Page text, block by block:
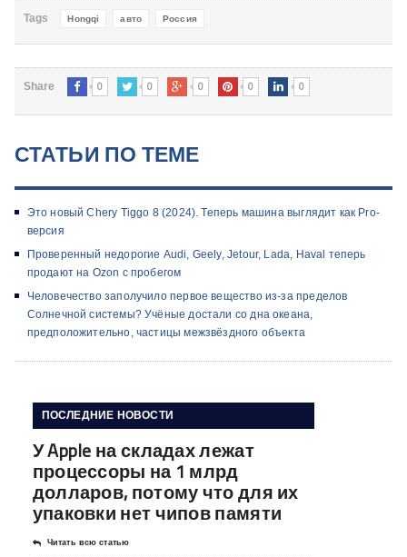
Tags Hongqi авто Россия
Share 0 0 0 0 0
СТАТЬИ ПО ТЕМЕ
Это новый Chery Tiggo 8 (2024). Теперь машина выглядит как Pro-
версия
Проверенный недорогие Audi, Geely, Jetour, Lada, Haval теперь
продают на Ozon с пробегом
Человечество заполучило первое вещество из-за пределов
Солнечной системы? Учёные достали со дна океана,
предположительно, частицы межзвёздного объекта
ПОСЛЕДНИЕ НОВОСТИ
У Apple на складах лежат
процессоры на 1 млрд
долларов, потому что для их
упаковки нет чипов памяти
Читать всю статью